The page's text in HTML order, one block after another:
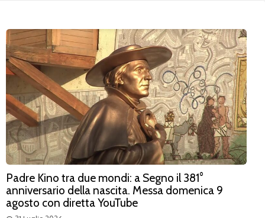
Padre Kino tra due mondi: a Segno il 381°
anniversario della nascita. Messa domenica 9
agosto con diretta YouTube